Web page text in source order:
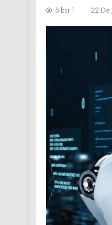
Sibci 1 22 De